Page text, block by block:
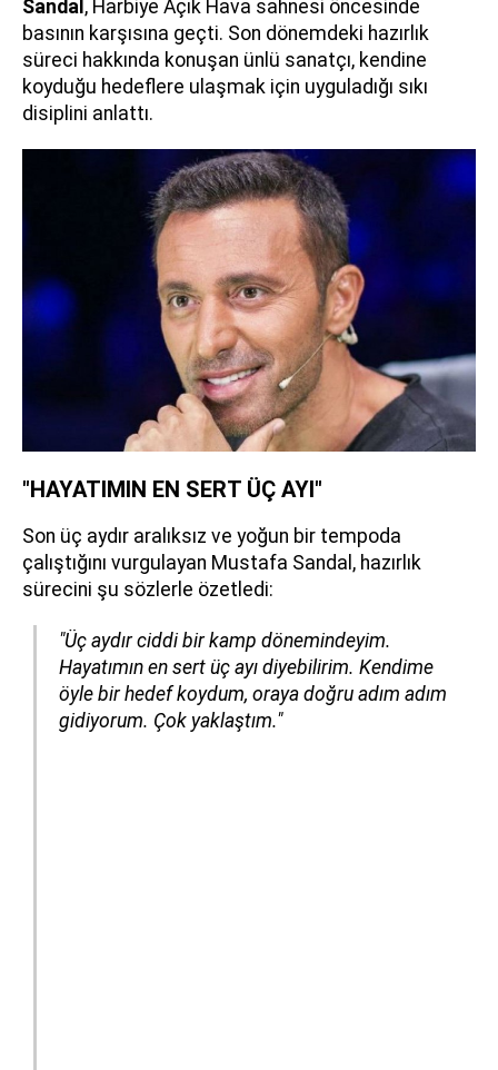
Sandal , Harbiye Açık Hava sahnesi öncesinde
basının karşısına geçti. Son dönemdeki hazırlık
süreci hakkında konuşan ünlü sanatçı, kendine
koyduğu hedeflere ulaşmak için uyguladığı sıkı
disiplini anlattı.
"HAYATIMIN EN SERT ÜÇ AYI"
Son üç aydır aralıksız ve yoğun bir tempoda
çalıştığını vurgulayan Mustafa Sandal, hazırlık
sürecini şu sözlerle özetledi:
"Üç aydır ciddi bir kamp dönemindeyim.
Hayatımın en sert üç ayı diyebilirim. Kendime
öyle bir hedef koydum, oraya doğru adım adım
gidiyorum. Çok yaklaştım."